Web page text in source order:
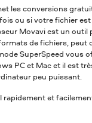
les conversions
ou si votre fichier
Movavi est un
de fichiers,
SuperSpeed vous
PC et Mac et il est
peu puissant.
et